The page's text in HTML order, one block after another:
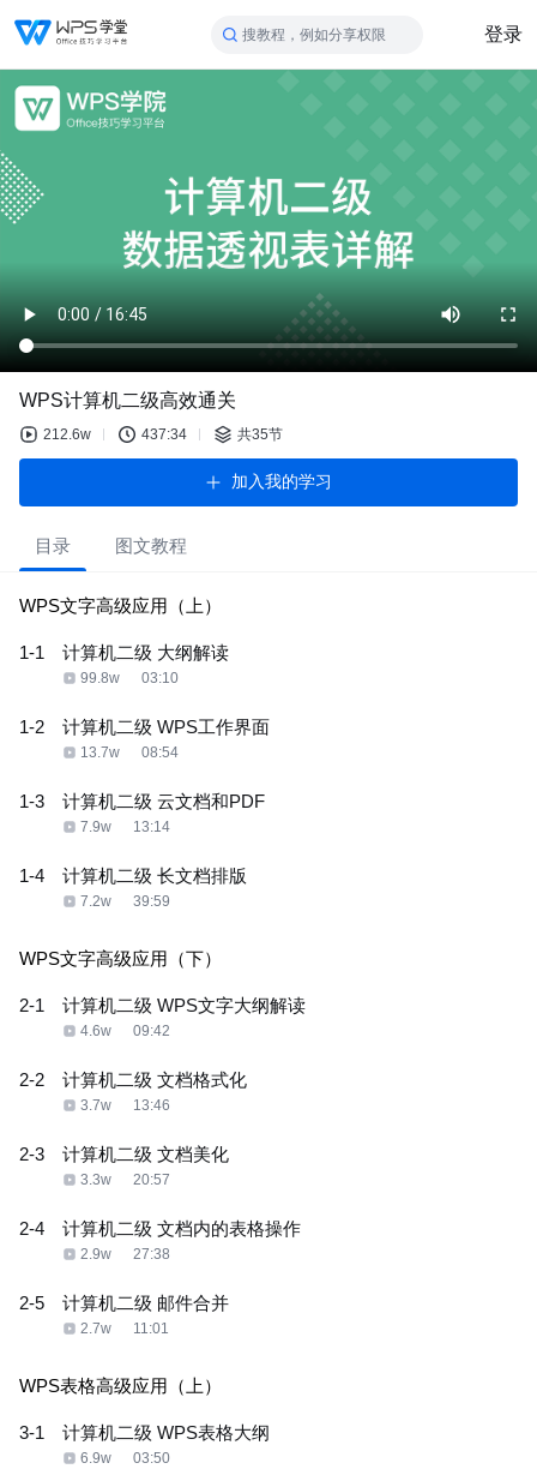
搜教程，例如分享权限 登录
WPS计算机二级高效通关
212.6w 437:34 共35节
加入我的学习
目录 图文教程
WPS文字高级应用（上）
1-1 计算机二级 大纲解读
99.8w 03:10
1-2 计算机二级 WPS工作界面
13.7w 08:54
1-3 计算机二级 云文档和PDF
7.9w 13:14
1-4 计算机二级 长文档排版
7.2w 39:59
WPS文字高级应用（下）
2-1 计算机二级 WPS文字大纲解读
4.6w 09:42
2-2 计算机二级 文档格式化
3.7w 13:46
2-3 计算机二级 文档美化
3.3w 20:57
2-4 计算机二级 文档内的表格操作
2.9w 27:38
2-5 计算机二级 邮件合并
2.7w 11:01
WPS表格高级应用（上）
3-1 计算机二级 WPS表格大纲
6.9w 03:50